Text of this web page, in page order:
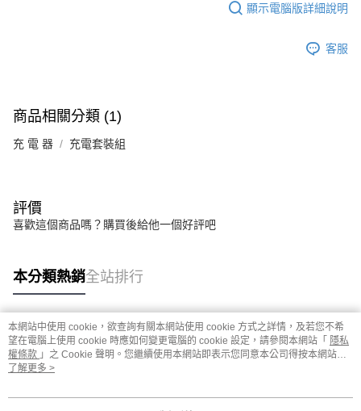
顯示電腦版詳細說明
客服
商品相關分類 (1)
充 電 器 充電套裝組
評價
喜歡這個商品嗎？購買後給他一個好評吧
本分類熱銷全站排行
熱門標籤
本網站中使用 cookie，欲查詢有關本網站使用 cookie 方式之詳情，及若您不希
望在電腦上使用 cookie 時應如何變更電腦的 cookie 設定，請參閱本網站「 隱私
權條款 」之 Cookie 聲明。您繼續使用本網站即表示您同意本公司得按本網站使
用條款之 Cookie 聲明使用 cookie。
了解更多 >